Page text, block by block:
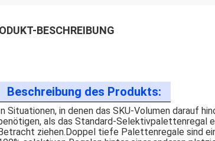
BESCHREIBUNG
Beschreibung des Produkts:
Situationen, in denen das SKU-Volumen darauf
als das Standard-Selektivpalettenregal
ziehen.Doppel tiefe Palettenregale sind